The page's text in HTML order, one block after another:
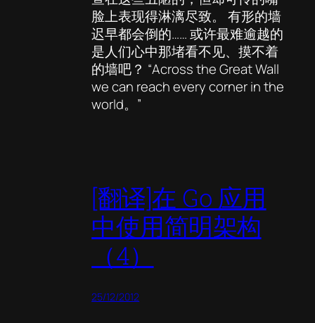
脸上表现得淋漓尽致。 有形的墙
迟早都会倒的…… 或许最难逾越的
是人们心中那堵看不见、摸不着
的墙吧？ “Across the Great Wall
we can reach every corner in the
world。”
[翻译]在 Go 应用
中使用简明架构
（4）
25/12/2012